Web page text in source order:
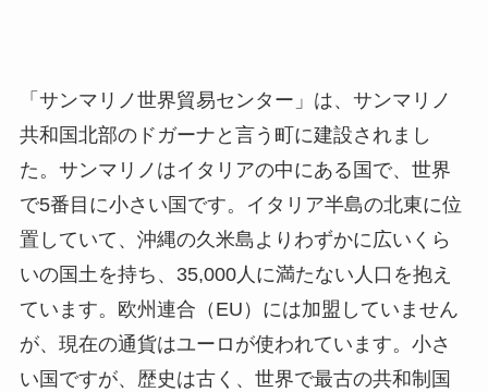
「サンマリノ世界貿易センター」は、サンマリノ
共和国北部のドガーナと言う町に建設されまし
た。サンマリノはイタリアの中にある国で、世界
で5番目に小さい国です。イタリア半島の北東に位
置していて、沖縄の久米島よりわずかに広いくら
いの国土を持ち、 35,000人に満たない人口を抱え
ています。欧州連合（ EU ）には加盟していません
が、現在の通貨はユーロが使われています。小さ
い国ですが、歴史は古く、世界で最古の共和制国